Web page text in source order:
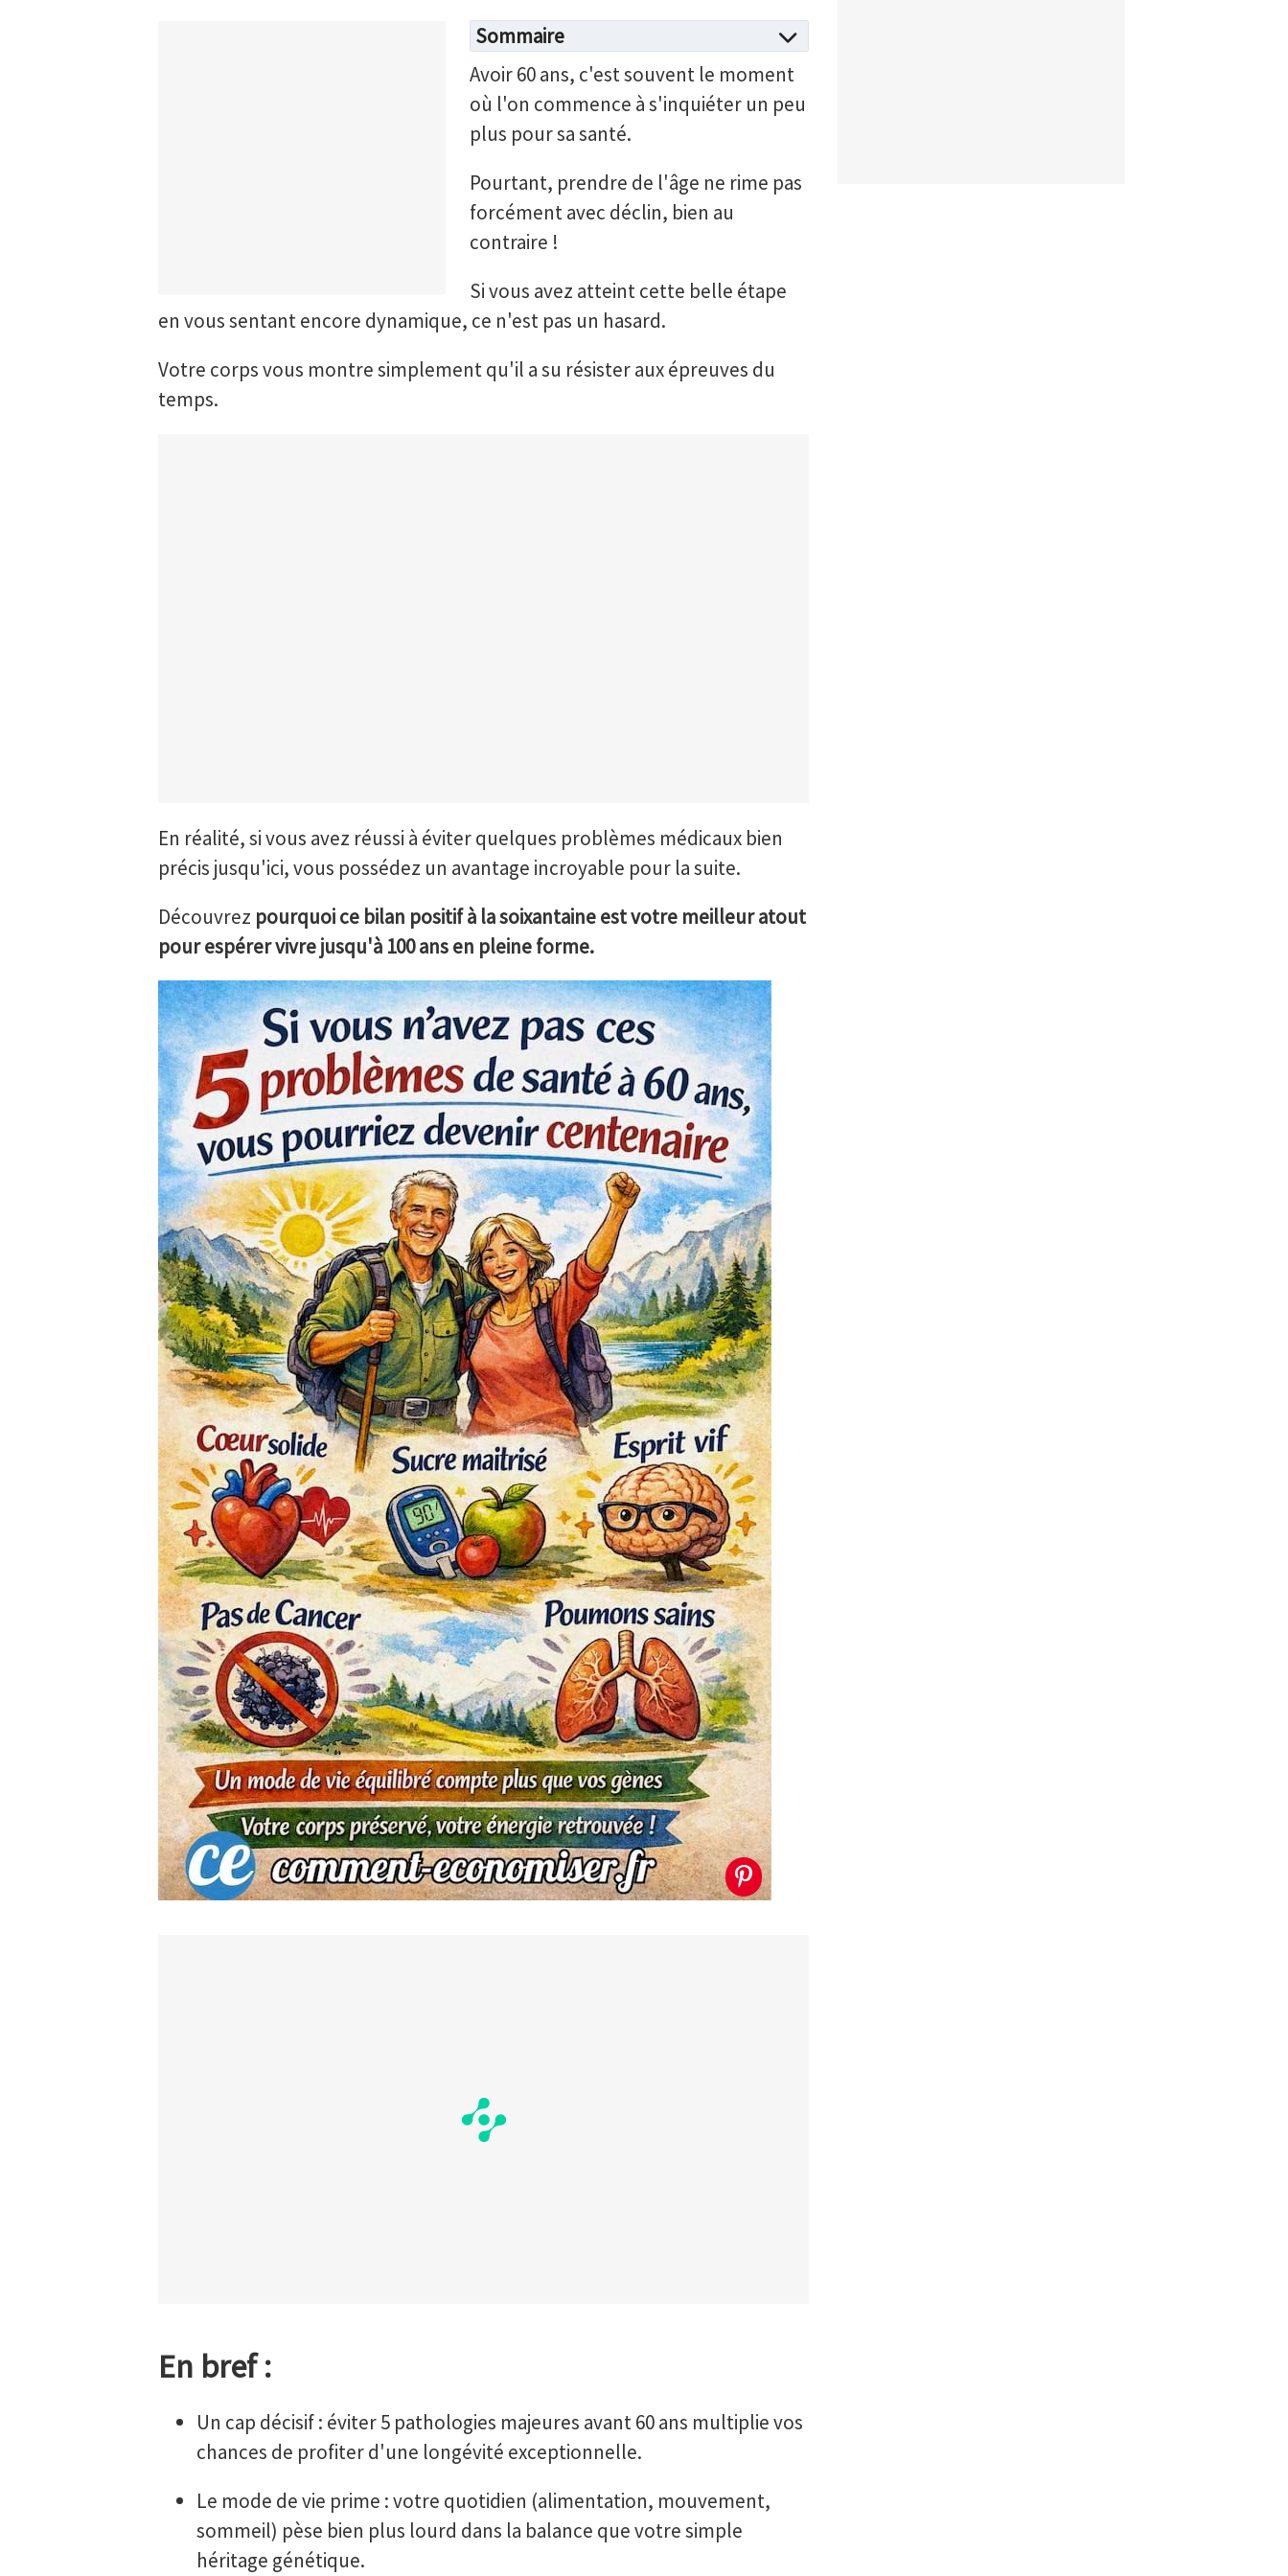
Sommaire
Avoir 60 ans, c'est souvent le moment
où l'on commence à s'inquiéter un peu
plus pour sa santé.
Pourtant, prendre de l'âge ne rime pas
forcément avec déclin, bien au
contraire !
Si vous avez atteint cette belle étape
en vous sentant encore dynamique, ce n'est pas un hasard.
Votre corps vous montre simplement qu'il a su résister aux épreuves du
temps.
En réalité, si vous avez réussi à éviter quelques problèmes médicaux bien
précis jusqu'ici, vous possédez un avantage incroyable pour la suite.
Découvrez pourquoi ce bilan positif à la soixantaine est votre meilleur atout
pour espérer vivre jusqu'à 100 ans en pleine forme.
En bref :
Un cap décisif : éviter 5 pathologies majeures avant 60 ans multiplie vos
chances de profiter d'une longévité exceptionnelle.
Le mode de vie prime : votre quotidien (alimentation, mouvement,
sommeil) pèse bien plus lourd dans la balance que votre simple
héritage génétique.